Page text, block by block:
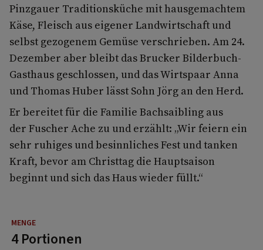
Pinzgauer Traditionsküche mit hausgemachtem
Käse, Fleisch aus eigener Landwirtschaft und
selbst gezogenem Gemüse verschrieben. Am 24.
Dezember aber bleibt das Brucker Bilderbuch-
Gasthaus geschlossen, und das Wirtspaar Anna
und Thomas Huber lässt Sohn Jörg an den Herd.
Er bereitet für die Familie Bachsaibling aus
der Fuscher Ache zu und erzählt: „Wir feiern ein
sehr ruhiges und besinnliches Fest und tanken
Kraft, bevor am Christtag die Hauptsaison
beginnt und sich das Haus wieder füllt.“
4 Portionen